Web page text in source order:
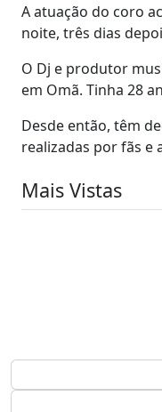
A atuação do coro
noite, três dias
O Dj e produtor
em Omã. Tinha 28
Desde então, têm
realizadas por fãs e
Mais Vistas